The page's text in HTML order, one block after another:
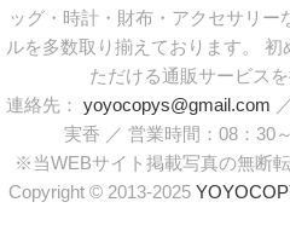
ッグ・時計・財布・アクセサリ
ルを多数取り揃えております。
ただける通販サービス
連絡先： yoyocopys@gmail.com
実香 ／ 営業時間：08：30
※当WEBサイト掲載写真の無断
Copyright © 2013-2025